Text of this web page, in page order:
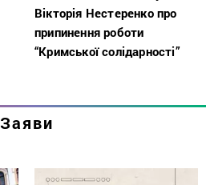
Вікторія Нестеренко про
припинення роботи
“Кримської солідарності”
Заяви